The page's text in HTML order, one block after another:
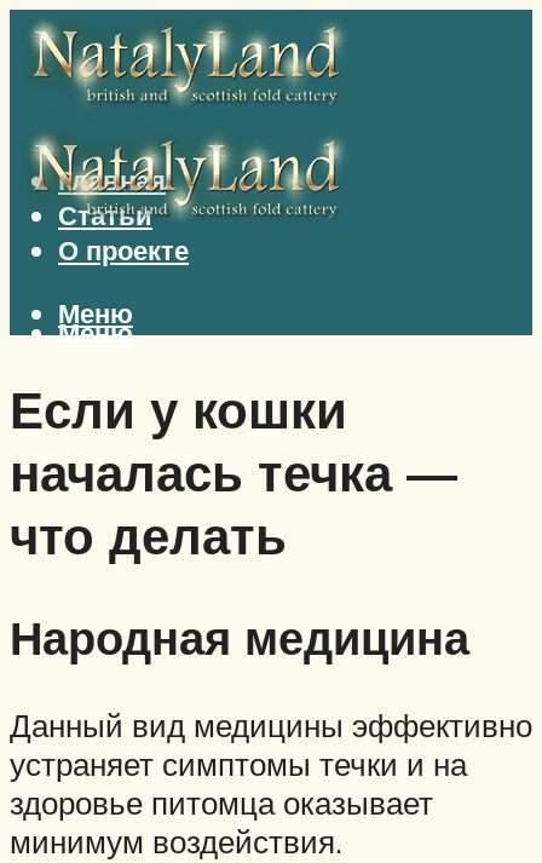
Главная
Статьи
О проекте
Меню
Меню
Если у кошки
началась течка —
что делать
Народная медицина
Данный вид медицины эффективно
устраняет симптомы течки и на
здоровье питомца оказывает
минимум воздействия.